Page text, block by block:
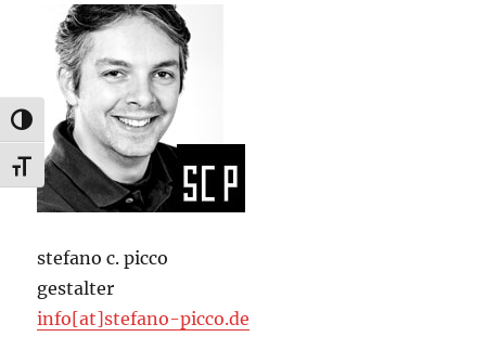
UMSCHALTEN AUF HOHE KONTRASTE
SCHRIFT VERGRÖSSERN
stefano c. picco
gestalter
info[at]stefano-picco.de